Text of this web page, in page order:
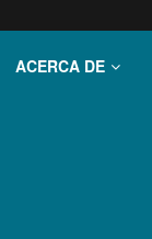
ACERCA DE